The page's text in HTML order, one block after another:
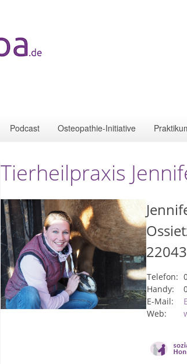
Podcast Osteopathie-Initiative
Tierheilpraxis
22043
Telefon:
Handy:
E-Mail:
Web: